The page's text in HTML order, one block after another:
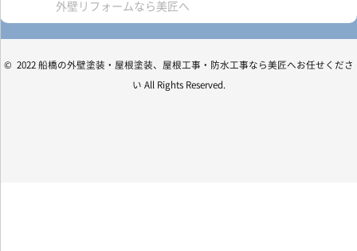
外壁リフォームなら美匠へ
© 2022 船橋の外壁塗装・屋根塗装、屋根工事・防水工事なら美匠へお任せくださ
い All Rights Reserved.